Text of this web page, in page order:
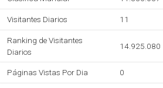
Visitantes Diarios 11
Ranking de Visitantes
Diarios
14.925.080
Páginas Vistas Por Dia 0